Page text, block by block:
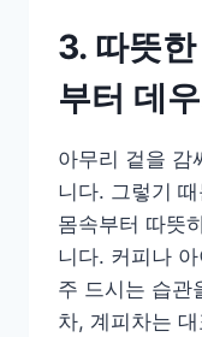
3. 따뜻
부터 데
아무리 겉을 감
니다. 그렇기
몸속부터 따뜻
니다. 커피나
주 드시는 습관
차, 계피차는 대